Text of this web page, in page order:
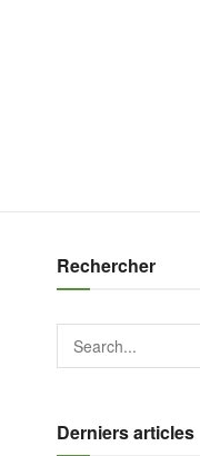
Rechercher
Derniers articles